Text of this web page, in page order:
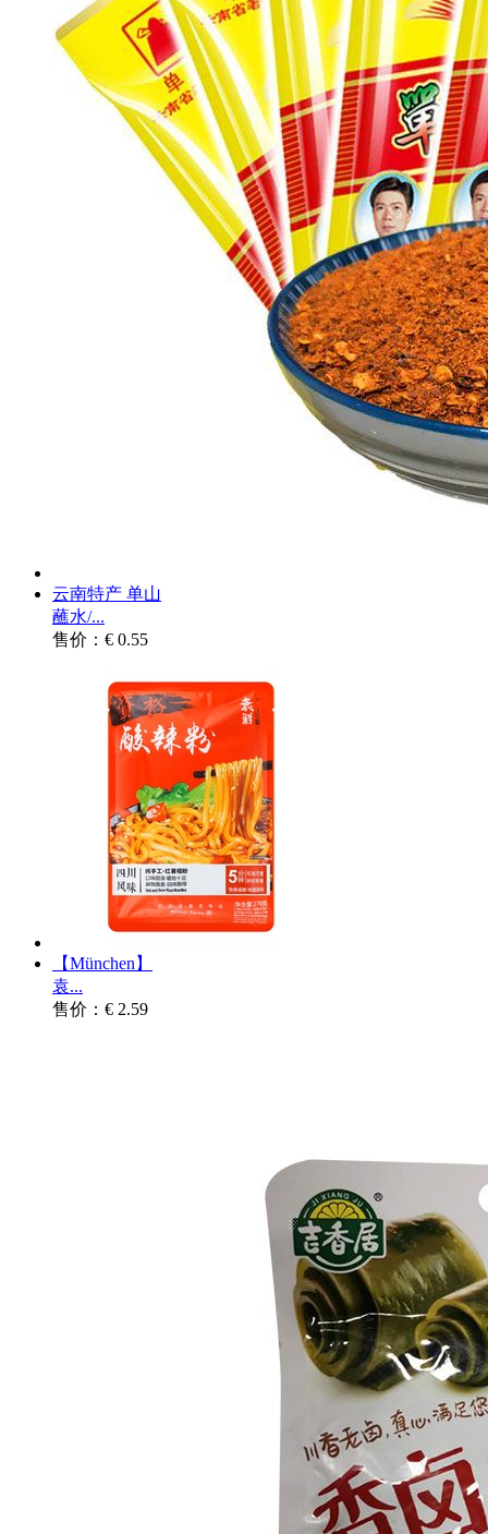
云南特产 单山
蘸水/...
售价：€ 0.55
【München】
袁...
售价：€ 2.59